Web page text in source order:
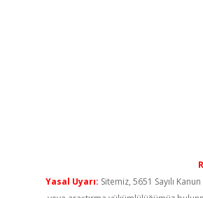
Yasal Uyarı: Sitemiz, 5651 Sayılı